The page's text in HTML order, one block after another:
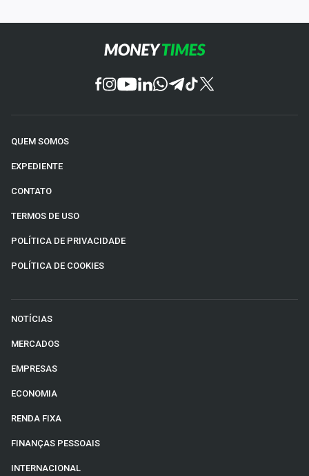
QUEM SOMOS
EXPEDIENTE
CONTATO
TERMOS DE USO
POLÍTICA DE PRIVACIDADE
POLÍTICA DE COOKIES
NOTÍCIAS
MERCADOS
EMPRESAS
ECONOMIA
RENDA FIXA
FINANÇAS PESSOAIS
INTERNACIONAL